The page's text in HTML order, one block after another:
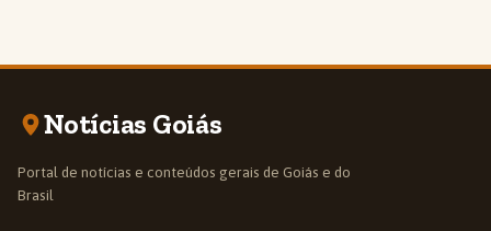
Notícias Goiás
Portal de notícias e conteúdos gerais de Goiás e do
Brasil